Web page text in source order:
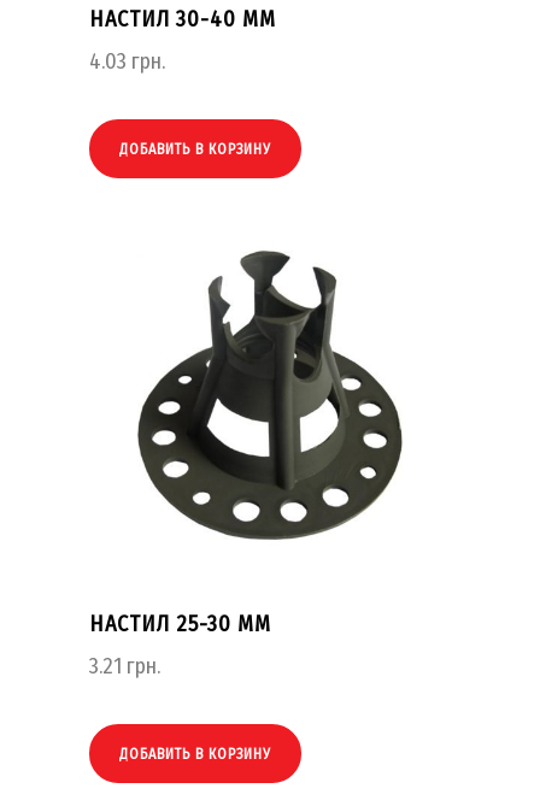
НАСТИЛ 30-40 ММ
4.03 грн.
ДОБАВИТЬ В КОРЗИНУ
НАСТИЛ 25-30 ММ
3.21 грн.
ДОБАВИТЬ В КОРЗИНУ